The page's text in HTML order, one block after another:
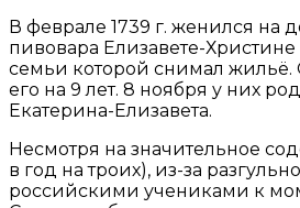
В феврале 1739 г. женился на
пивовара Елизавете-
семьи которой снимал
его на 9 лет. 8 ноября у них
Екатерина-Елизавета.
Несмотря на значительное
в год на троих), из-за
российскими учениками к